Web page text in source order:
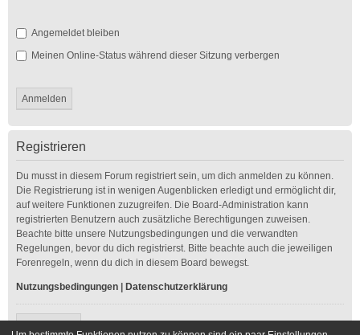
Angemeldet bleiben
Meinen Online-Status während dieser Sitzung verbergen
Registrieren
Du musst in diesem Forum registriert sein, um dich anmelden zu können.
Die Registrierung ist in wenigen Augenblicken erledigt und ermöglicht dir,
auf weitere Funktionen zuzugreifen. Die Board-Administration kann
registrierten Benutzern auch zusätzliche Berechtigungen zuweisen.
Beachte bitte unsere Nutzungsbedingungen und die verwandten
Regelungen, bevor du dich registrierst. Bitte beachte auch die jeweiligen
Forenregeln, wenn du dich in diesem Board bewegst.
Nutzungsbedingungen Datenschutzerklärung